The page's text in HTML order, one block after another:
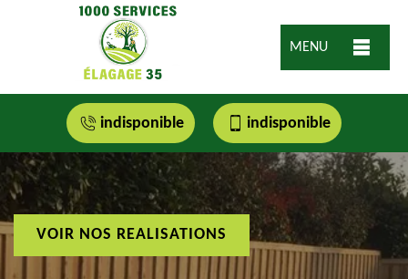
MENU
indisponible indisponible
VOIR NOS REALISATIONS